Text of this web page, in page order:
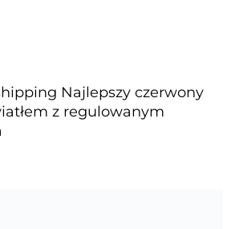
Najlepszy czerwony
z regulowanym